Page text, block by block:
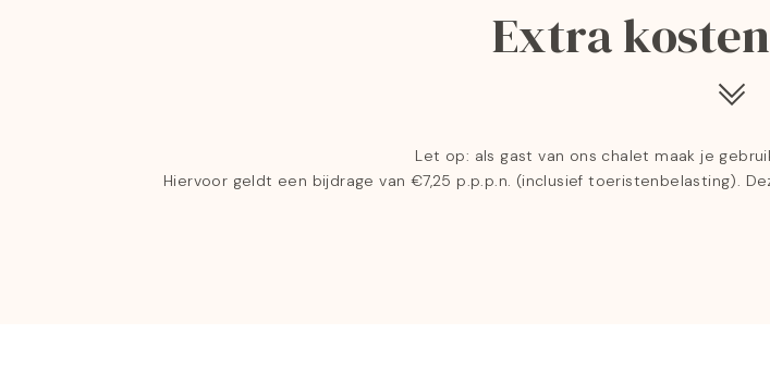
Extra
Let op: als gast van ons chalet maak je
Hiervoor geldt een bijdrage van €7,25 p.p.p.n. (inclusief toeristenbelasting).